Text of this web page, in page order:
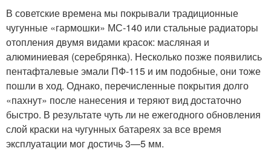
В советские времена мы покрывали традиционные
чугунные «гармошки» МС-140 или стальные радиаторы
отопления двумя видами красок: масляная и
алюминиевая (серебрянка). Несколько позже появились
пентафталевые эмали ПФ-115 и им подобные, они тоже
пошли в ход. Однако, перечисленные покрытия долго
«пахнут» после нанесения и теряют вид достаточно
быстро. В результате чуть ли не ежегодного обновления
слой краски на чугунных батареях за все время
эксплуатации мог достичь 3—5 мм.